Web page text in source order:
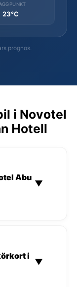
23°C
prognos.
i Novotel
Hotell
Abu
▼
i
▼